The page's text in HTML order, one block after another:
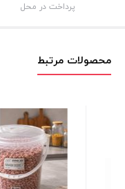
پرداخت در محل
محصولات مرتبط